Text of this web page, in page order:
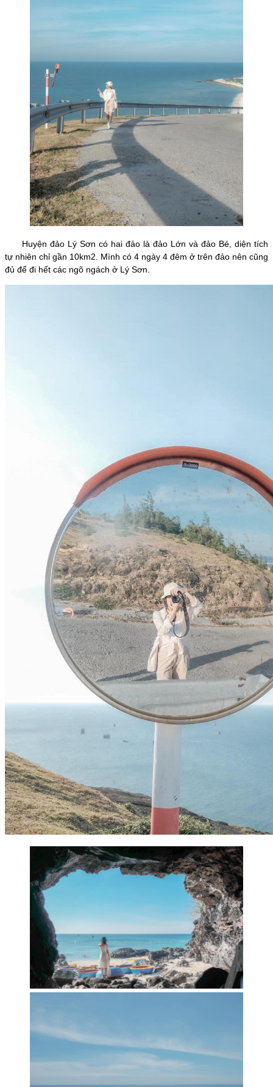
Huyện đảo Lý Sơn có hai đảo là đảo Lớn và đảo Bé, diện tích
tự nhiên chỉ gần 10km2. Mình có 4 ngày 4 đêm ở trên đảo nên cũng
đủ để đi hết các ngõ ngách ở Lý Sơn.